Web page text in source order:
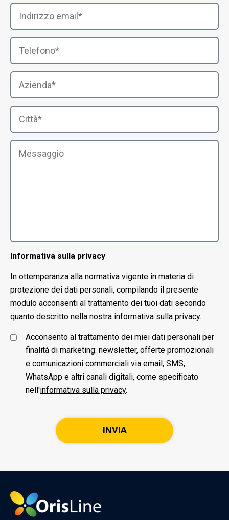
Informativa sulla privacy
In ottemperanza alla normativa vigente in materia di
protezione dei dati personali, compilando il presente
modulo acconsenti al trattamento dei tuoi dati secondo
quanto descritto nella nostra informativa sulla privacy.
Acconsento al trattamento dei miei dati personali per
finalità di marketing: newsletter, offerte promozionali
e comunicazioni commerciali via email, SMS,
WhatsApp e altri canali digitali, come specificato
nell'informativa sulla privacy.